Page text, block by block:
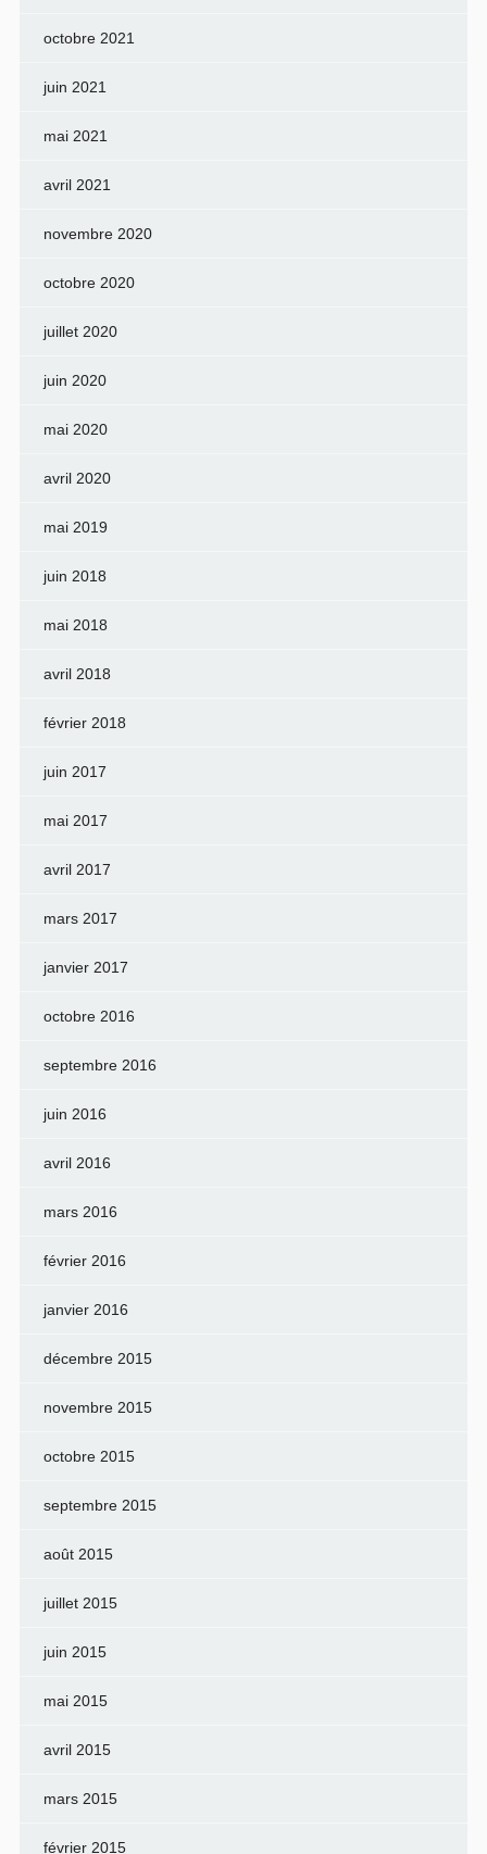
octobre 2021
juin 2021
mai 2021
avril 2021
novembre 2020
octobre 2020
juillet 2020
juin 2020
mai 2020
avril 2020
mai 2019
juin 2018
mai 2018
avril 2018
février 2018
juin 2017
mai 2017
avril 2017
mars 2017
janvier 2017
octobre 2016
septembre 2016
juin 2016
avril 2016
mars 2016
février 2016
janvier 2016
décembre 2015
novembre 2015
octobre 2015
septembre 2015
août 2015
juillet 2015
juin 2015
mai 2015
avril 2015
mars 2015
février 2015